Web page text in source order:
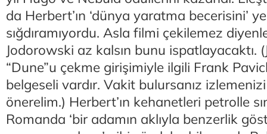
da Herbert’ın ‘dünya yaratma becerisini’
sığdıramıyordu. Asla filmi çekilemez
Jodorowski az kalsın bunu ispatlayacaktı.
“Dune”u çekme girişimiyle ilgili Frank
belgeseli vardır. Vakit bulursanız
önerelim.) Herbert’ın kehanetleri petrolle
Romanda ‘bir adamın aklıyla benzerlik